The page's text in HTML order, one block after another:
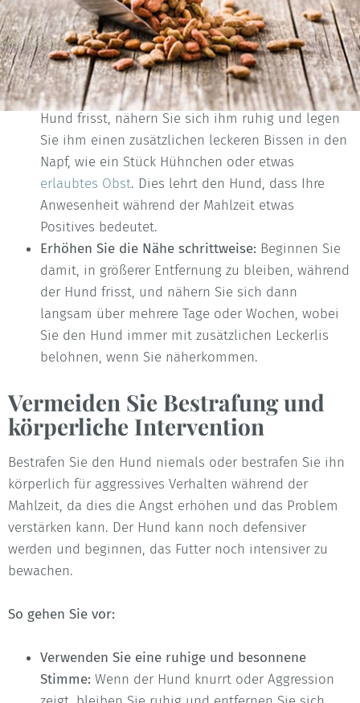
bedroht fühlt.
So gehen Sie vor:
Nutzen Sie positive Verstärkung:Während der
Hund frisst, nähern Sie sich ihm ruhig und legen
Sie ihm einen zusätzlichen leckeren Bissen in den
Napf, wie ein Stück Hühnchen oder etwas
erlaubtes Obst. Dies lehrt den Hund, dass Ihre
Anwesenheit während der Mahlzeit etwas
Positives bedeutet.
Erhöhen Sie die Nähe schrittweise: Beginnen Sie
damit, in größerer Entfernung zu bleiben, während
der Hund frisst, und nähern Sie sich dann
langsam über mehrere Tage oder Wochen, wobei
Sie den Hund immer mit zusätzlichen Leckerlis
belohnen, wenn Sie näherkommen.
Vermeiden Sie Bestrafung und
körperliche Intervention
Bestrafen Sie den Hund niemals oder bestrafen Sie ihn
körperlich für aggressives Verhalten während der
Mahlzeit, da dies die Angst erhöhen und das Problem
verstärken kann. Der Hund kann noch defensiver
werden und beginnen, das Futter noch intensiver zu
bewachen.
So gehen Sie vor:
Verwenden Sie eine ruhige und besonnene
Stimme: Wenn der Hund knurrt oder Aggression